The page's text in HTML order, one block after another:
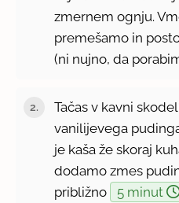
zmernem ognju.
premešamo in
(ni nujno, da
Tačas v kavni
vanilijevega
je kaša že skoraj
dodamo zmes
približno
5 minut